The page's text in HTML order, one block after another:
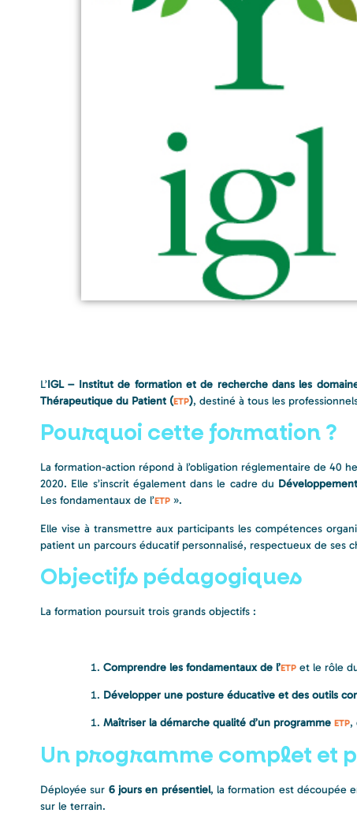
L’IGL – Institut de formation et de recherche dans les
Thérapeutique du Patient (ETP), destiné à tous les
Pourquoi cette formation ?
La formation-action répond à l’obligation réglementaire de 40
2020. Elle s’inscrit également dans le cadre du
Les fondamentaux de l’ETP ».
Elle vise à transmettre aux participants les compétences
patient un parcours éducatif personnalisé, respectueux de ses
Objectifs pédagogiques
La formation poursuit trois grands objectifs :
Comprendre les fondamentaux de l’ETP et le rôle
Développer une posture éducative et des outils
Maîtriser la démarche qualité d’un programme ETP,
Un programme complet et
Déployée sur 6 jours en présentiel, la formation est découpée
sur le terrain.